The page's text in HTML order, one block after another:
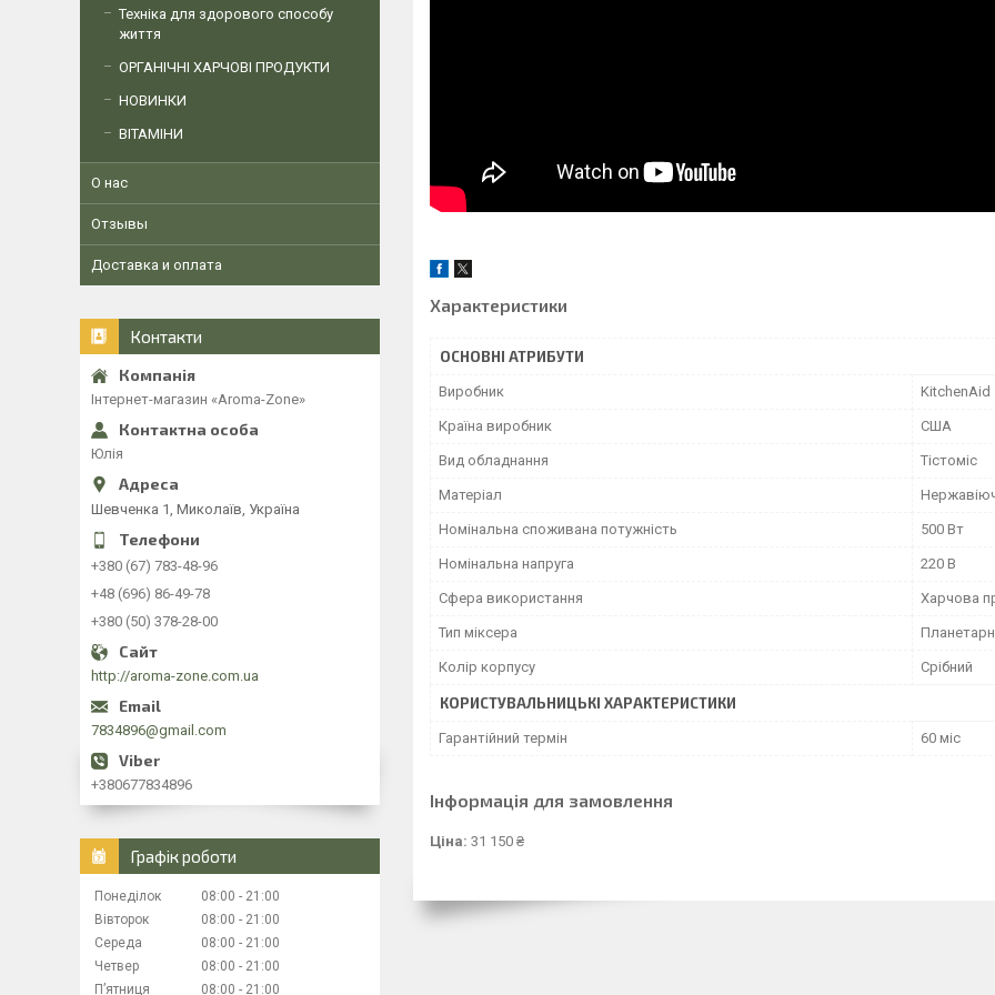
Характеристики
ОСНОВНІ АТРИБУТИ
Виробник KitchenAid
Країна виробник США
Вид обладнання Тістоміс
Матеріал
Номінальна споживана потужність 500 Вт
Номінальна напруга 220 В
Сфера використання Харчова
Тип міксера
Колір корпусу Срібний
КОРИСТУВАЛЬНИЦЬКІ ХАРАКТЕРИСТИКИ
Гарантійний термін 60 міс
Інформація для замовлення
Ціна: 31 150 ₴
Техніка для здорового способу
життя
ОРГАНІЧНІ ХАРЧОВІ ПРОДУКТИ
НОВИНКИ
ВІТАМІНИ
О нас
Отзывы
Доставка и оплата
Контакти
Інтернет-магазин «Aroma-Zone»
Юлія
Шевченка 1, Миколаїв, Україна
+380 (67) 783-48-96
+48 (696) 86-49-78
+380 (50) 378-28-00
http://aroma-zone.com.ua
7834896@gmail.com
+380677834896
Графік роботи
Понеділок 08:00
21:00
Вівторок
08:00
21:00
Середа
08:00
21:00
Четвер
08:00
21:00
Пʼятниця
08:00 21:00